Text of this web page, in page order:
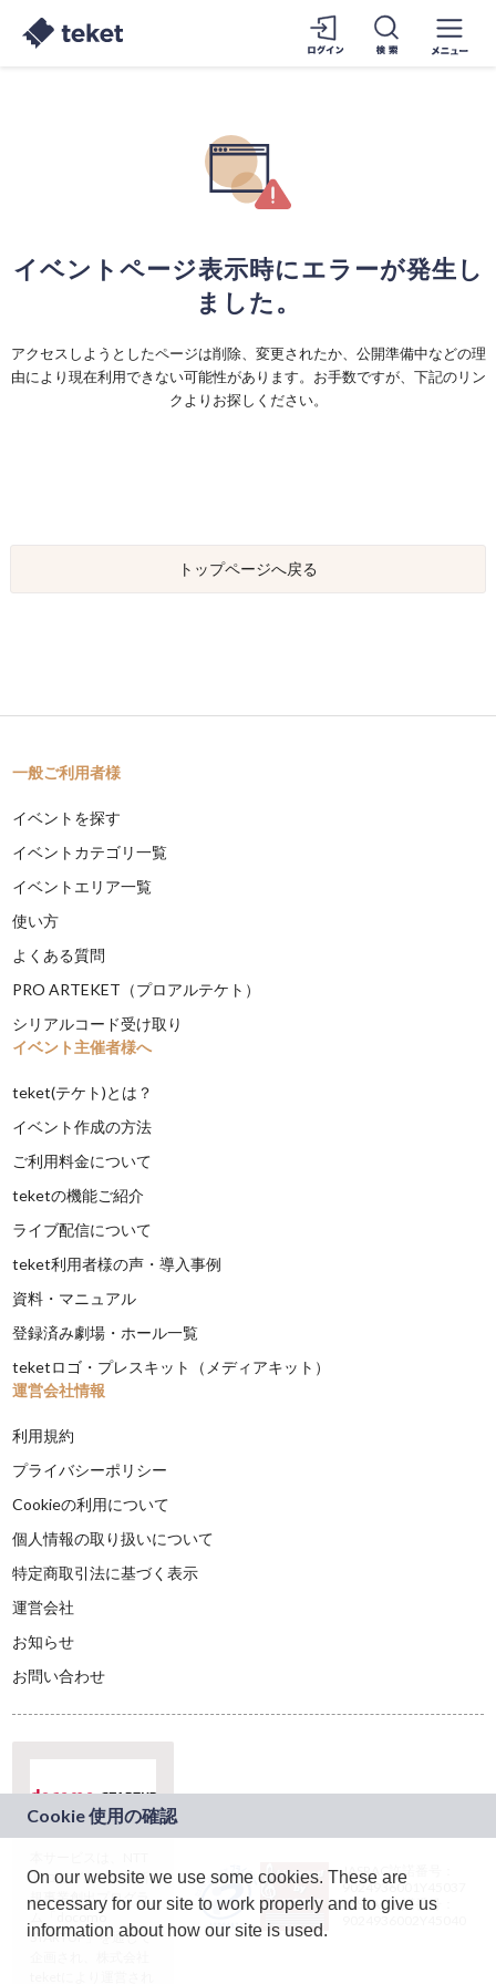
イベントページ表示時にエラーが発生し
ました。
アクセスしようとしたページは削除、変更されたか、公開準備中などの理
由により現在利用できない可能性があります。お手数ですが、下記のリン
クよりお探しください。
トップページへ戻る
一般ご利用者様
イベントを探す
イベントカテゴリ一覧
イベントエリア一覧
使い方
よくある質問
PRO ARTEKET（プロアルテケト）
シリアルコード受け取り
イベント主催者様へ
teket(テケト)とは？
イベント作成の方法
ご利用料金について
teketの機能ご紹介
ライブ配信について
teket利用者様の声・導入事例
資料・マニュアル
登録済み劇場・ホール一覧
teketロゴ・プレスキット（メディアキット）
運営会社情報
利用規約
プライバシーポリシー
Cookieの利用について
個人情報の取り扱いについて
特定商取引法に基づく表示
運営会社
お知らせ
お問い合わせ
ドコモグループの新
規事業創出プログラ
ム「docomo
STARTUP」を通じて
JASRAC許諾番号：
9024936001Y45037
JASRAC許諾番号：
On our website we use some cookies. These are
necessary for our site to work properly and to give us
information about how our site is used.